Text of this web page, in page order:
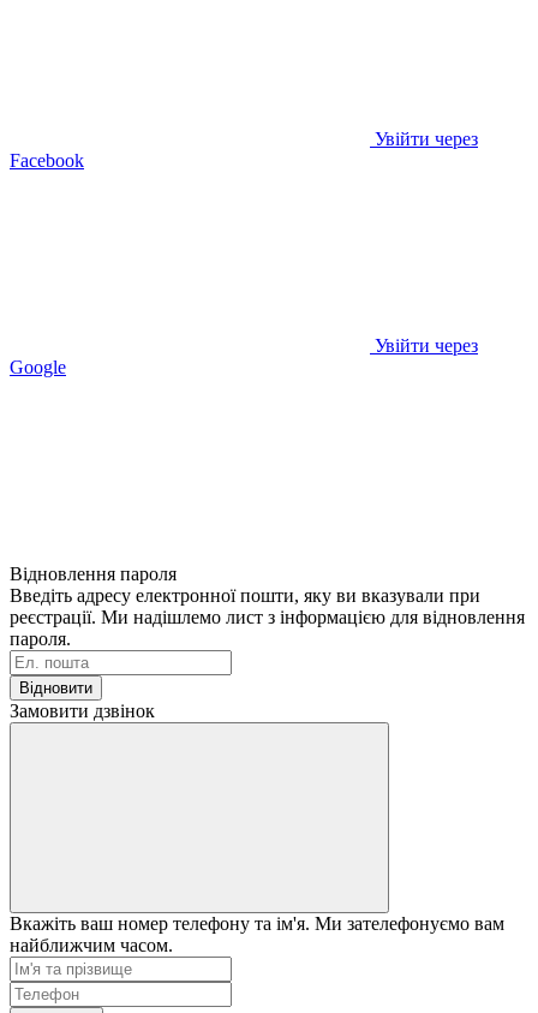
Увійти через
Facebook
Увійти через
Google
Відновлення пароля
Введіть адресу електронної пошти, яку ви вказували при
реєстрації. Ми надішлемо лист з інформацією для відновлення
пароля.
Відновити
Замовити дзвінок
Вкажіть ваш номер телефону та ім'я. Ми зателефонуємо вам
найближчим часом.